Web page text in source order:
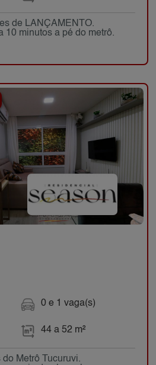
de LANÇAMENTO.
10 minutos a pé do metrô.
0 e 1 vaga(s)
44 a 52 m²
Metrô Tucuruvi.